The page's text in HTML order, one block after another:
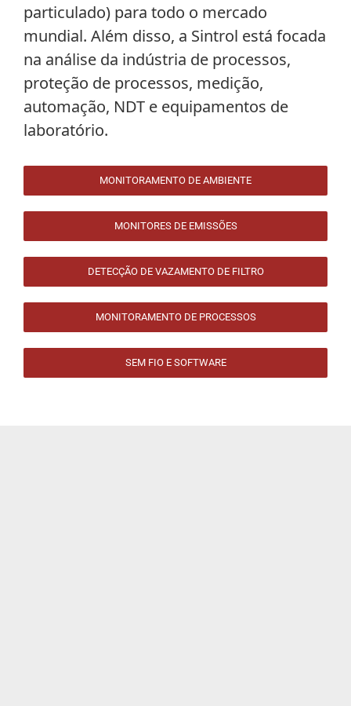
particulado) para todo o mercado
mundial. Além disso, a Sintrol está focada
na análise da indústria de processos,
proteção de processos, medição,
automação, NDT e equipamentos de
laboratório.
MONITORAMENTO DE AMBIENTE
MONITORES DE EMISSÕES
DETECÇÃO DE VAZAMENTO DE FILTRO
MONITORAMENTO DE PROCESSOS
SEM FIO E SOFTWARE